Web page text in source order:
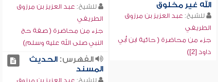
الله غير مخلوق
للشيخ: عبد العزيز بن مرزوق
الطريفي
جزء من محاضرة ( حائية ابن أبي
داود [2])
للشيخ: عبد العزيز بن مرزوق
الطريفي
جزء من محاضرة ( صفة حج
النبي صلى الله عليه وسلم)
الفهرس:الحديث
المسند
للشيخ: عبد العزيز بن مرزوق